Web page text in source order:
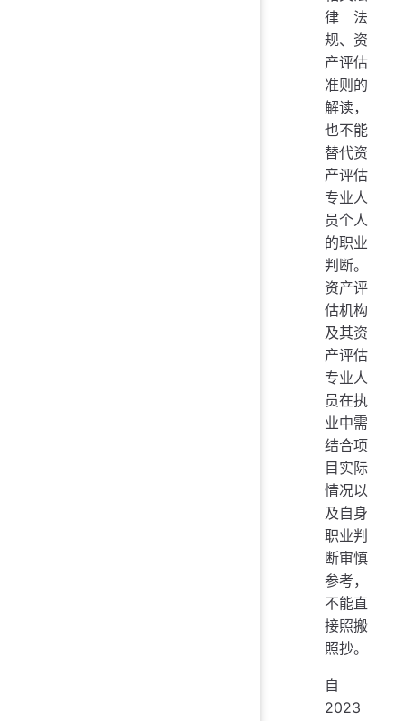
律法
规、资
产评估
准则的
解读，
也不能
替代资
产评估
专业人
员个人
的职业
判断。
资产评
估机构
及其资
产评估
专业人
员在执
业中需
结合项
目实际
情况以
及自身
职业判
断审慎
参考，
不能直
接照搬
照抄。
自
2023